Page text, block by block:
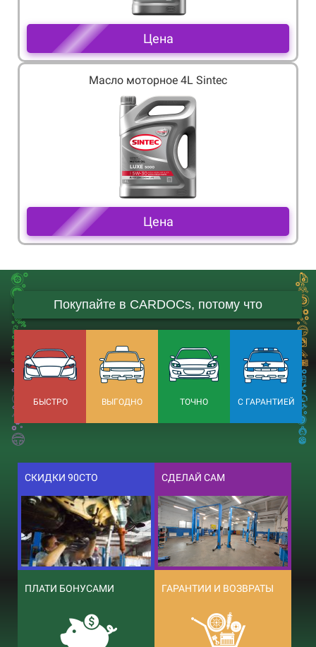
Цена
Масло моторное 4L Sintec
Цена
Покупайте в CARDOCs, потому что
БЫСТРО ВЫГОДНО ТОЧНО С ГАРАНТИЕЙ
СКИДКИ 90СТО СДЕЛАЙ САМ
ПЛАТИ БОНУСАМИ ГАРАНТИИ И ВОЗВРАТЫ